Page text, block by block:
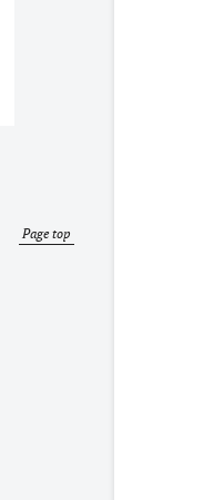
Page top